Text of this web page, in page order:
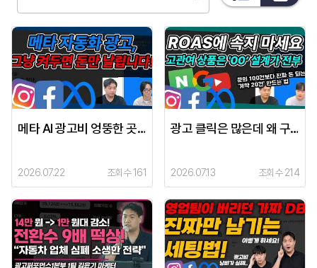
메타 AI 광고비 엉뚱한 곳에 쓰기 싫다면? 머신러닝 학습 기간 견디는 인내심과 세팅 주의사항
2026.07.22 조회수 161
광고 클릭은 많은데 왜 구매가 안 일어날까? 고관여 상품 마케팅 전략의 모든 것 (메타, 네이버, 리타게팅)
2026.07.13 조회수 214